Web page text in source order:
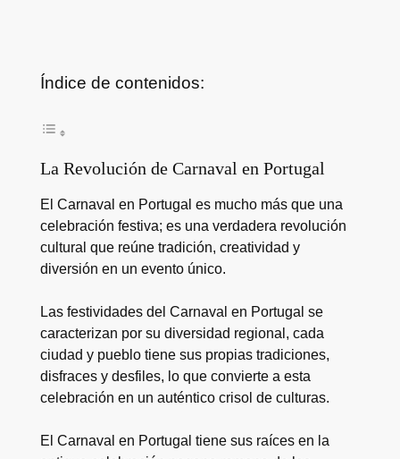
Índice de contenidos:
La Revolución de Carnaval en Portugal
El Carnaval en Portugal es mucho más que una
celebración festiva; es una verdadera revolución
cultural que reúne tradición, creatividad y
diversión en un evento único.
Las festividades del Carnaval en Portugal se
caracterizan por su diversidad regional, cada
ciudad y pueblo tiene sus propias tradiciones,
disfraces y desfiles, lo que convierte a esta
celebración en un auténtico crisol de culturas.
El Carnaval en Portugal tiene sus raíces en la